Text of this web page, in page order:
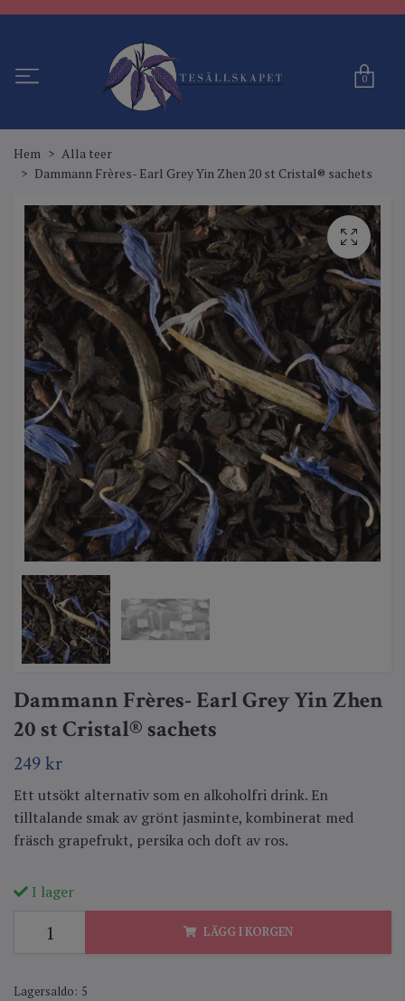
0
Hem
Alla teer
Dammann Frères- Earl Grey Yin Zhen 20 st Cristal® sachets
Dammann Frères- Earl Grey Yin Zhen
20 st Cristal® sachets
249 kr
Ett utsökt alternativ som en alkoholfri drink. En
tilltalande smak av grönt jasminte, kombinerat med
fräsch grapefrukt, persika och doft av ros.
I lager
LÄGG I KORGEN
Lagersaldo: 5